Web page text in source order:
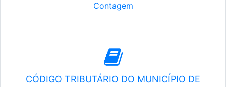
Contagem
CÓDIGO TRIBUTÁRIO DO MUNICÍPIO DE